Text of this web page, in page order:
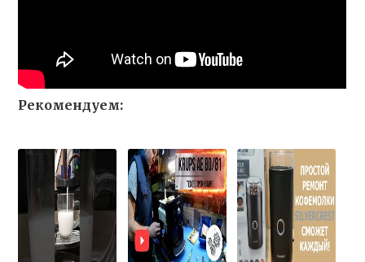
Рекомендуем: